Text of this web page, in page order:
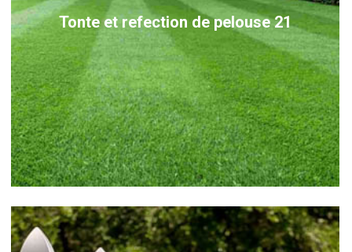
Tonte et refection de pelouse 21